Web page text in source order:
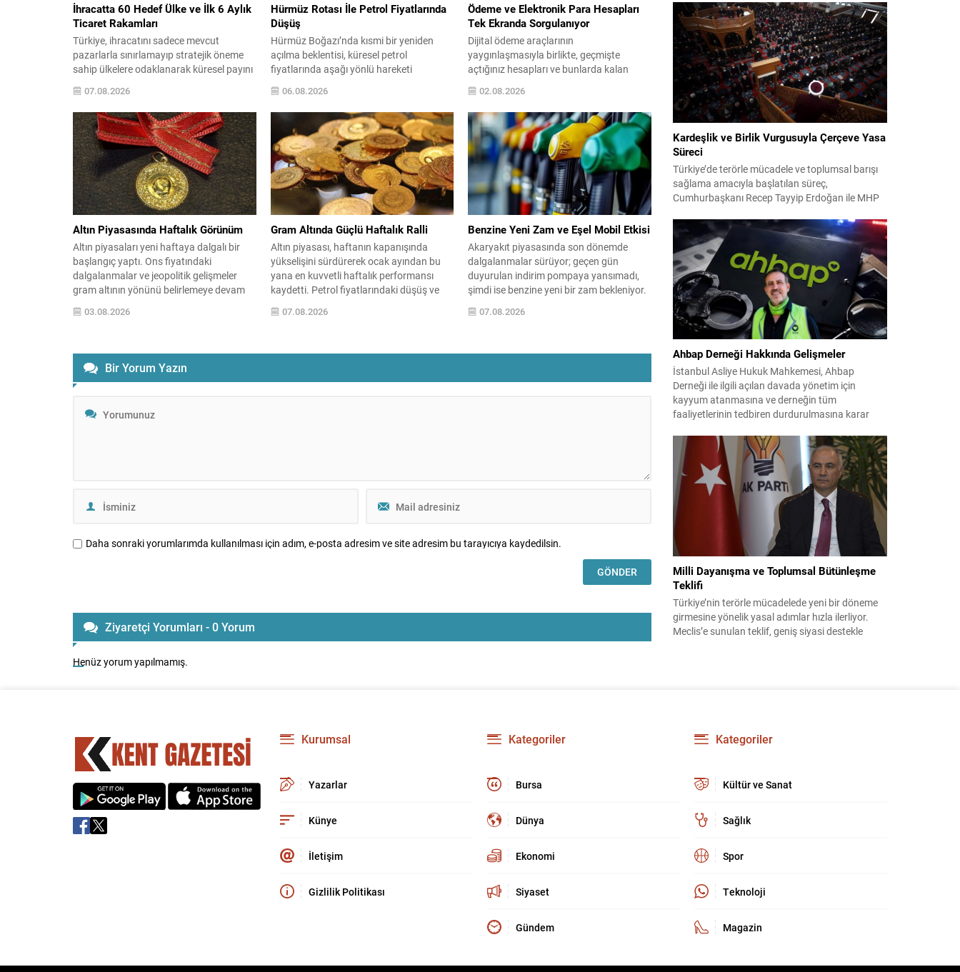
İhracatta 60 Hedef Ülke ve İlk 6 Aylık
Ticaret Rakamları
Türkiye, ihracatını sadece mevcut
pazarlarla sınırlamayıp stratejik öneme
sahip ülkelere odaklanarak küresel payını
artırmayı hedefliyor. Bu yaklaşım
kapsamında belirlenen ülkeler, pazarın
potansiyeli, erişim koşulları ve coğrafi
faktörler göz önünde bulundurularak
tespit ediliyor; firmalara ise tanıtım,
sipariş karşılama, sektörel heyet desteği
ve pazaryeri komisyon giderleri gibi çeşitli
destekler sağlanıyor. Hâlihazırda 60...
07.08.2026
Hürmüz Rotası İle Petrol Fiyatlarında
Düşüş
Hürmüz Boğazı’nda kısmi bir yeniden
açılma beklentisi, küresel petrol
fiyatlarında aşağı yönlü hareketi
sürdürdü. WTI ham petrol üç seanstan
sonra varil başına yaklaşık 73 dolar
seviyelerinde işlem görürken, Türkiye
piyasalarının takip ettiği Brent petrol ise
yaklaşık 78 dolar civarındaydı. İran ile
Umman arasında varılan ve Hürmüz
üzerinden alternatif bir nakliye...
06.08.2026
Ödeme ve Elektronik Para Hesapları
Tek Ekranda Sorgulanıyor
Dijital ödeme araçlarının
yaygınlaşmasıyla birlikte, geçmişte
açtığınız hesapları ve bunlarda kalan
bakiyeleri unutan kullanıcı sayısı arttı. e-
Devlet üzerinden sunulan yeni hizmet
sayesinde adınıza tanımlı ödeme ve
elektronik para hesaplarını kolayca tespit
edebilirsiniz. Sistem, farklı uygulamalarda
yer alan bakiye ve hesap durumlarını tek
bir listede gösterir; böylece tek tek
uygulamalara giriş...
02.08.2026
Altın Piyasasında Haftalık Görünüm
Altın piyasaları yeni haftaya dalgalı bir
başlangıç yaptı. Ons fiyatındaki
dalgalanmalar ve jeopolitik gelişmeler
gram altının yönünü belirlemeye devam
ediyor. Geçen hafta ABD ile İran
arasındaki gerilim petrol fiyatlarını yukarı
baskıladı ve ons altında düşüşler görüldü.
Gram ve Ons Fiyatları Gram...
03.08.2026
Gram Altında Güçlü Haftalık Ralli
Altın piyasası, haftanın kapanışında
yükselişini sürdürerek ocak ayından bu
yana en kuvvetli haftalık performansı
kaydetti. Petrol fiyatlarındaki düşüş ve
güvenli liman alımlarının artması, değerli
metaldeki yukarı yönlü hareketi
07.08.2026
Benzine Yeni Zam ve Eşel Mobil Etkisi
Akaryakıt piyasasında son dönemde
dalgalanmalar sürüyor; geçen gün
duyurulan indirim pompaya yansımadı,
şimdi ise benzine yeni bir zam bekleniyor.
Enerji piyasalarındaki belirsizlikler ve
uluslararası gelişmeler fiyat beklentilerini
07.08.2026
Bir Yorum Yazın
Daha sonraki yorumlarımda kullanılması için adım, e-posta adresim ve site adresim bu tarayıcıya kaydedilsin.
Ziyaretçi Yorumları - 0 Yorum
Henüz yorum yapılmamış.
Adalet Bakanlığı’na sevk etti. Fezlekeler, 31 Mart
2024 yerel seçimleri ve 4-5 Kasım 2023’teki CHP
38. Olağan Kurultayı sürecine ilişkin iddiaları
kapsıyor. Daha önce Antalya ve İstanbul...
Kardeşlik ve Birlik Vurgusuyla Çerçeve Yasa
Süreci
Türkiye’de terörle mücadele ve toplumsal barışı
sağlama amacıyla başlatılan süreç,
Cumhurbaşkanı Recep Tayyip Erdoğan ile MHP
bir döneme girdi. Yaklaşık iki yıldır devam eden
çalışmaların ardından şimdi sürecin yasal zemini,
12 maddelik bir çerçeve yasa ile şekillendiriliyor.
Bugün komisyonda görüşülecek olan bu yasa
taslağı,...
Ahbap Derneği Hakkında Gelişmeler
İstanbul Asliye Hukuk Mahkemesi, Ahbap
Derneği ile ilgili açılan davada yönetim için
kayyum atanmasına ve derneğin tüm
faaliyetlerinin tedbiren durdurulmasına karar
kararı verilmiş olup son adım doğrudan yönetime
ilişkin bir tedbir niteliği taşıyor. İstanbul Emniyet
Müdürlüğü Mali Suçlarla Mücadele Şube
Müdürlüğü ve İstanbul...
Milli Dayanışma ve Toplumsal Bütünleşme
Teklifi
Türkiye’nin terörle mücadelede yeni bir döneme
girmesine yönelik yasal adımlar hızla ilerliyor.
Meclis’e sunulan teklif, geniş siyasi destekle
bulunduğunu...
Kurumsal
Yazarlar
Künye
İletişim
Gizlilik Politikası
Kategoriler
Bursa
Dünya
Ekonomi
Siyaset
Gündem
Kategoriler
Kültür ve Sanat
Sağlık
Spor
Teknoloji
Magazin